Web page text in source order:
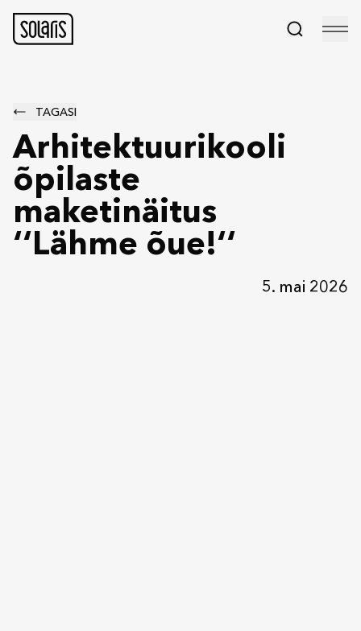
TAGASI
Arhitektuurikooli
õpilaste
maketinäitus
‘‘Lähme õue!‘‘
5. mai 2026